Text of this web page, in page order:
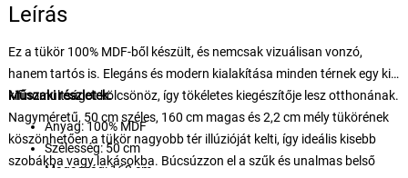
Leírás
Ez a tükör 100% MDF-ből készült, és nemcsak vizuálisan vonzó,
hanem tartós is. Elegáns és modern kialakítása minden térnek egy kis
kifinomultságot kölcsönöz, így tökéletes kiegészítője lesz otthonának.
Nagyméretű, 50 cm széles, 160 cm magas és 2,2 cm mély tükörének
köszönhetően a tükör nagyobb tér illúzióját kelti, így ideális kisebb
szobákba vagy lakásokba. Búcsúzzon el a szűk és unalmas belső
Műszaki részletek:
Anyag: 100% MDF
Szélesség: 50 cm
Magasság: 160 cm